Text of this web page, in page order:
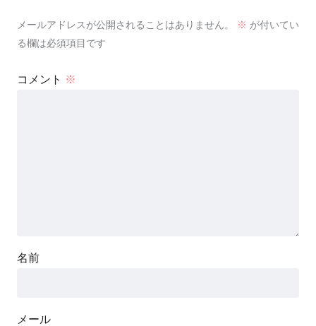
メールアドレスが公開されることはありません。 ※ が付いてい
る欄は必須項目です
コメント ※
名前
メール